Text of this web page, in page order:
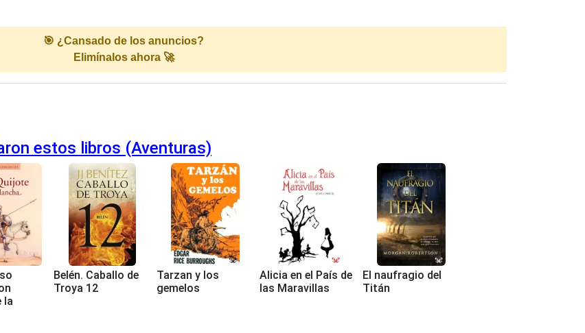
🎯 ¿Cansado de los anuncios?
Elimínalos ahora 🚀
estos libros (Aventuras)
la
Belén. Caballo de
Troya 12
Tarzan y los
gemelos
Alicia en el País de
las Maravillas
El naufragio del
Titán